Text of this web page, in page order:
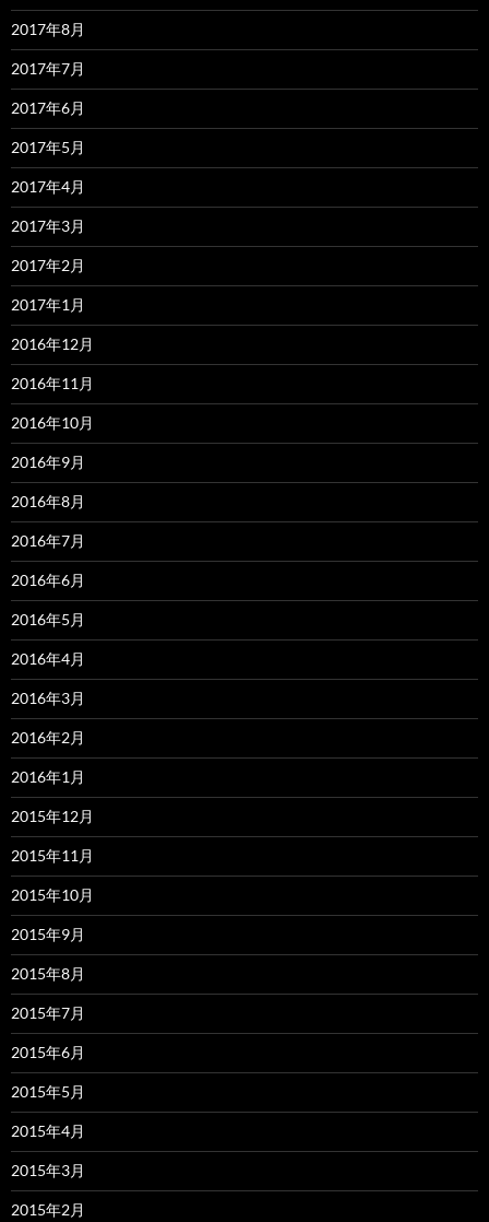
2017年8月
2017年7月
2017年6月
2017年5月
2017年4月
2017年3月
2017年2月
2017年1月
2016年12月
2016年11月
2016年10月
2016年9月
2016年8月
2016年7月
2016年6月
2016年5月
2016年4月
2016年3月
2016年2月
2016年1月
2015年12月
2015年11月
2015年10月
2015年9月
2015年8月
2015年7月
2015年6月
2015年5月
2015年4月
2015年3月
2015年2月